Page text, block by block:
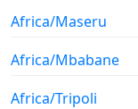
Africa/Maseru
Africa/Mbabane
Africa/Tripoli